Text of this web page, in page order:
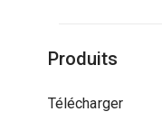
Produits
Télécharger